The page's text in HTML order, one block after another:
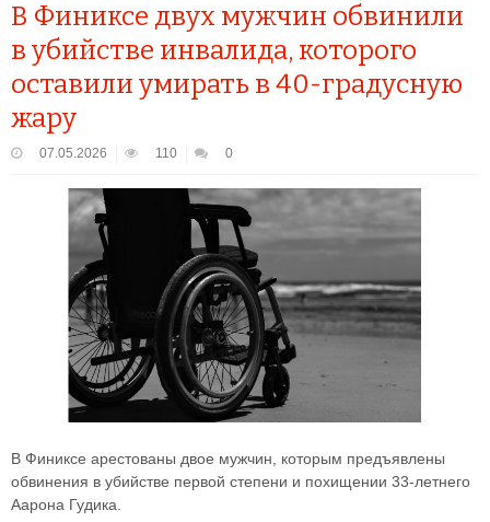
В Финиксе двух мужчин обвинили
в убийстве инвалида, которого
оставили умирать в 40-градусную
жару
07.05.2026 110 0
В Финиксе арестованы двое мужчин, которым предъявлены
обвинения в убийстве первой степени и похищении 33-летнего
Аарона Гудика.